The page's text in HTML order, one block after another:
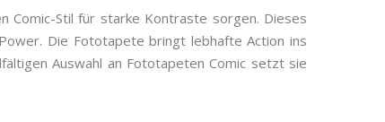
Comic-Stil für starke Kontraste sorgen. Dieses
Die Fototapete bringt lebhafte Action ins
Auswahl an Fototapeten Comic setzt sie